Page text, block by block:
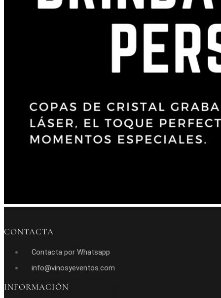
CONTACTA
Contacta por Whatsapp
info@vinosyeventos.com
INFORMACIÓN